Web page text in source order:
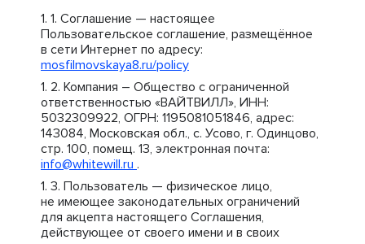
Соглашение — настоящее
Пользовательское соглашение, размещённое
в сети Интернет по адресу:
mosfilmovskaya8.ru/policy
Компания – Общество с ограниченной
ответственностью «ВАЙТВИЛЛ», ИНН:
5032309922, ОГРН: 1195081051846, адрес:
143084, Московская обл., с. Усово, г. Одинцово,
стр. 100, помещ. 13, электронная почта:
info@whitewill.ru .
Пользователь — физическое лицо,
не имеющее законодательных ограничений
для акцепта настоящего Соглашения,
действующее от своего имени и в своих